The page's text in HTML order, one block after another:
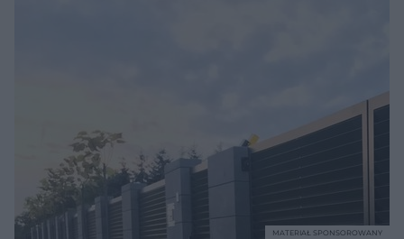
MATERIAŁ SPONSOROWANY